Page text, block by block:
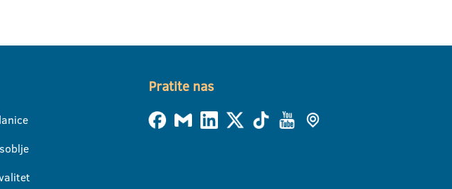
Pratite nas